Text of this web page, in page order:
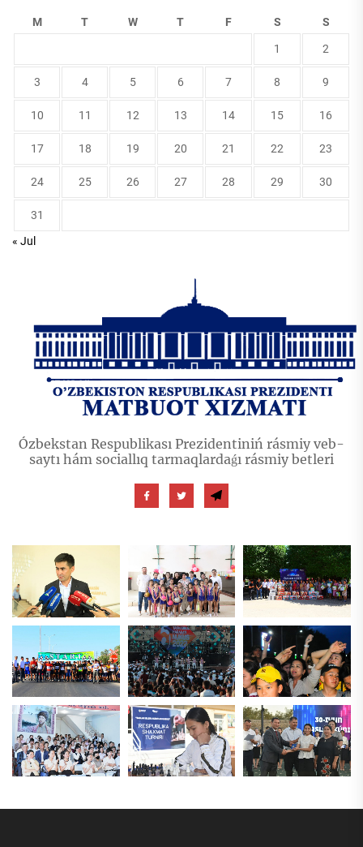
M T W T F S S
1 2
3 4 5 6 7 8 9
10 11 12 13 14 15 16
17 18 19 20 21 22 23
24 25 26 27 28 29 30
31
« Jul
Ózbekstan Respublikası Prezidentiniń rásmiy veb-
saytı hám sociallıq tarmaqlardaǵı rásmiy betleri